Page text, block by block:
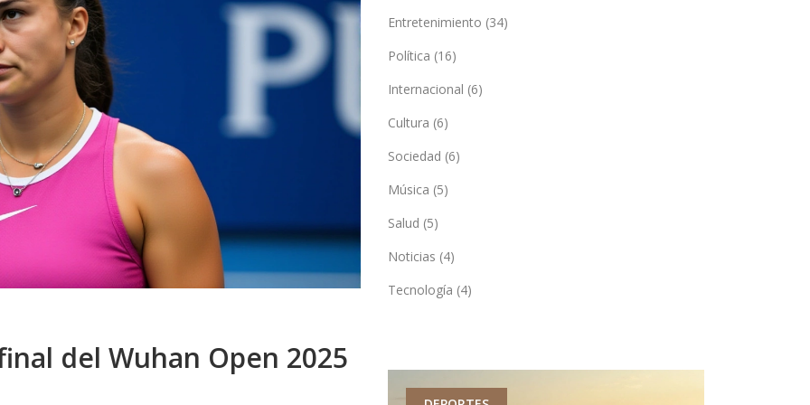
del Wuhan Open 2025
Entretenimiento (34)
Política (16)
Internacional (6)
Cultura (6)
Sociedad (6)
Música (5)
Salud (5)
Noticias (4)
Tecnología (4)